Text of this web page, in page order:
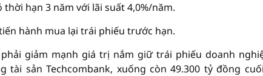
hạn 3 năm với lãi suất 4,0%/năm.
hành mua lại trái phiếu trước hạn.
giảm mạnh giá trị nắm giữ trái phiếu doanh
tài sản Techcombank, xuống còn 49.300 tỷ đồng